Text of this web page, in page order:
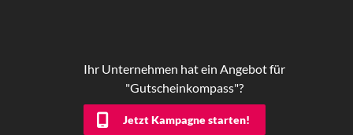
Ihr Unternehmen hat ein Angebot für
"Gutscheinkompass"?
Jetzt Kampagne starten!